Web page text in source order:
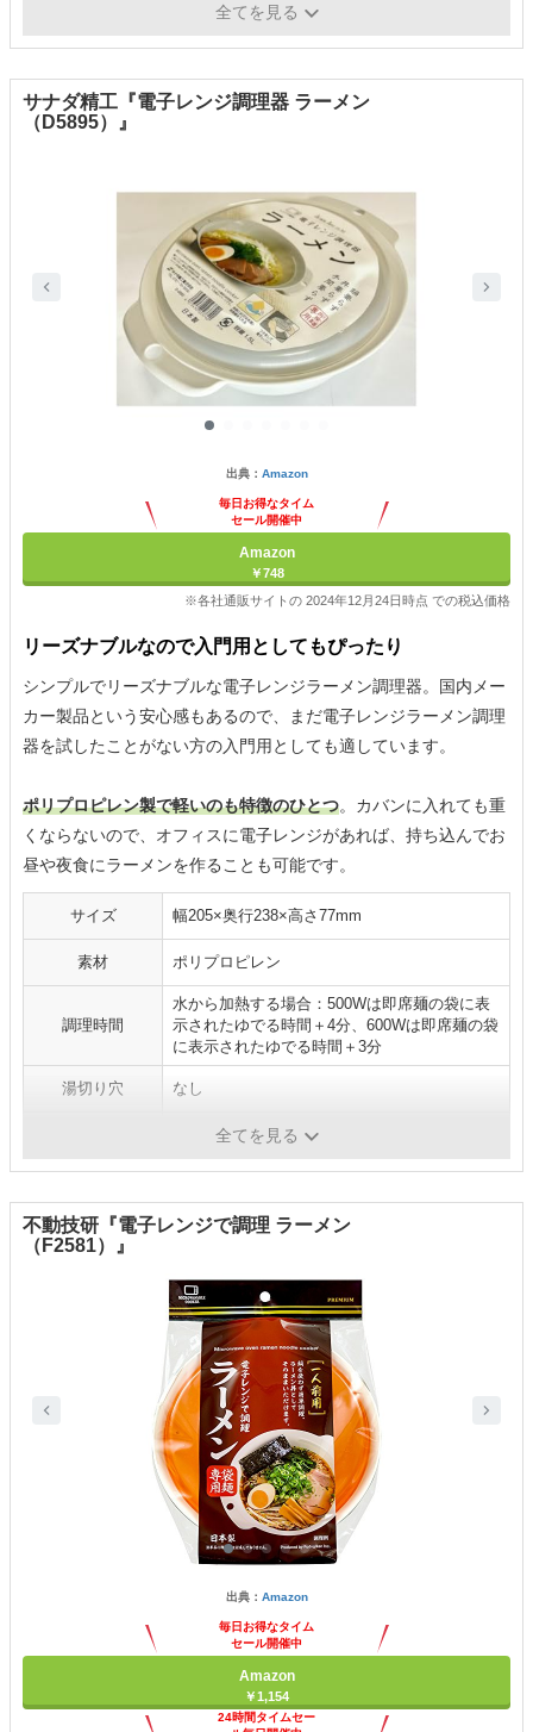
全てを見る
サナダ精工『電子レンジ調理器 ラーメン
（D5895）』
出典： Amazon
毎日お得なタイム
セール開催中
Amazon
￥748
※各社通販サイトの 2024年12月24日時点 での税込価格
リーズナブルなので入門用としてもぴったり
シンプルでリーズナブルな電子レンジラーメン調理器。国内メー
カー製品という安心感もあるので、まだ電子レンジラーメン調理
器を試したことがない方の入門用としても適しています。
ポリプロピレン製で軽いのも特徴のひとつ。カバンに入れても重
くならないので、オフィスに電子レンジがあれば、持ち込んでお
昼や夜食にラーメンを作ることも可能です。
サイズ 幅205×奥行238×高さ77mm
素材 ポリプロピレン
調理時間
水から加熱する場合：500Wは即席麺の袋に表
示されたゆでる時間＋4分、600Wは即席麺の袋
に表示されたゆでる時間＋3分
湯切り穴 なし
全てを見る
不動技研『電子レンジで調理 ラーメン
（F2581）』
出典： Amazon
毎日お得なタイム
セール開催中
Amazon
￥1,154
24時間タイムセー